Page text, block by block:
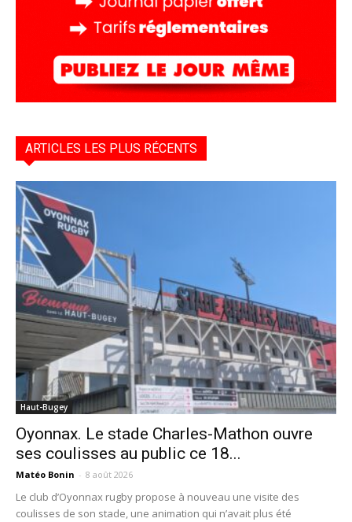
ARTICLES LES PLUS RÉCENTS
Haut-Bugey
Oyonnax. Le stade Charles-Mathon ouvre
ses coulisses au public ce 18...
Matéo Bonin - 8 août 2026
Le club d’Oyonnax rugby propose à nouveau une visite des
coulisses de son stade, une animation qui n’avait plus été